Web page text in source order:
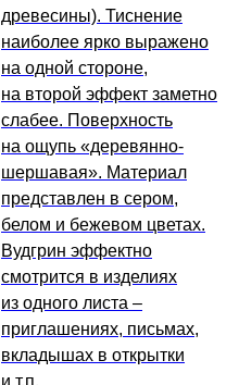
древесины). Тиснение
наиболее ярко выражено
на одной стороне,
на второй эффект заметно
слабее. Поверхность
на ощупь «деревянно-
шершавая». Материал
представлен в сером,
белом и бежевом цветах.
Вудгрин эффектно
смотрится в изделиях
из одного листа –
приглашениях, письмах,
вкладышах в открытки
и т.п.